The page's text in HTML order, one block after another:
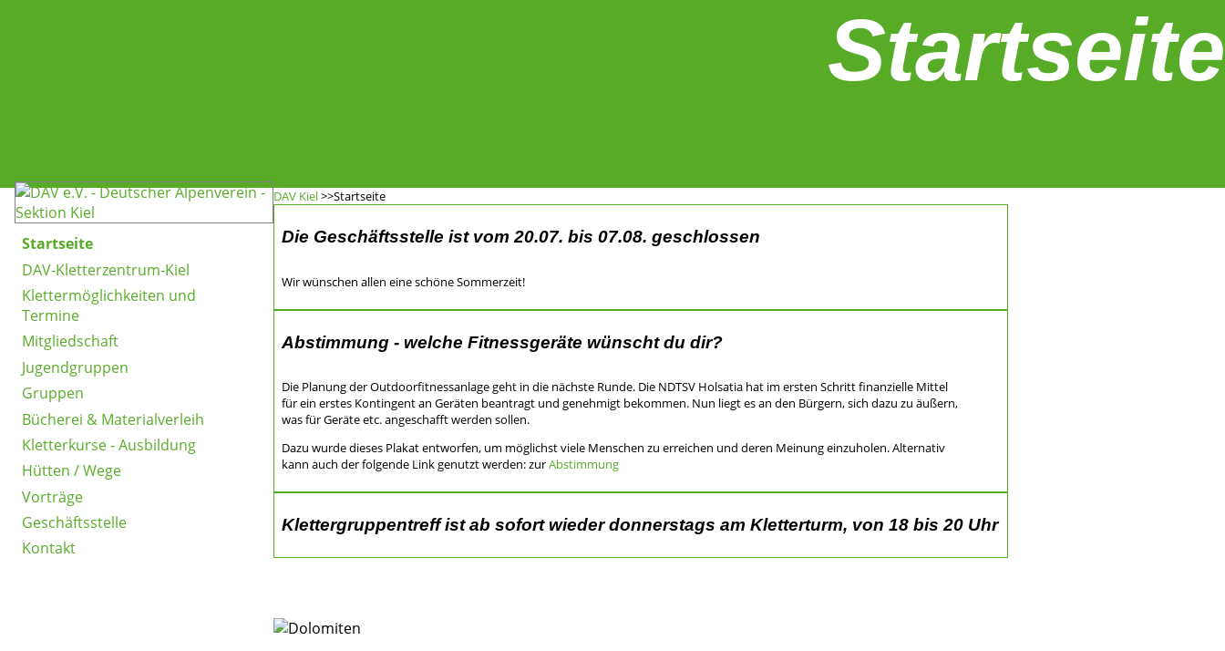
Startseite
Startseite
DAV-Kletterzentrum-Kiel
Klettermöglichkeiten und
Termine
Mitgliedschaft
Jugendgruppen
Gruppen
Bücherei & Materialverleih
Kletterkurse - Ausbildung
Hütten / Wege
Vorträge
Geschäftsstelle
Kontakt
DAV Kiel>>Startseite
Die Geschäftsstelle ist vom 20.07. bis 07.08. geschlossen
Wir wünschen allen eine schöne Sommerzeit!
Abstimmung - welche Fitnessgeräte wünscht du dir?
Die Planung der Outdoorfitnessanlage geht in die nächste Runde. Die NDTSV Holsatia hat im ersten Schritt finanzielle Mittel
für ein erstes Kontingent an Geräten beantragt und genehmigt bekommen. Nun liegt es an den Bürgern, sich dazu zu äußern,
was für Geräte etc. angeschafft werden sollen.
Dazu wurde dieses Plakat entworfen, um möglichst viele Menschen zu erreichen und deren Meinung einzuholen. Alternativ
kann auch der folgende Link genutzt werden: zurAbstimmung
Klettergruppentreff ist ab sofort wieder donnerstags am Kletterturm, von 18 bis 20 Uhr